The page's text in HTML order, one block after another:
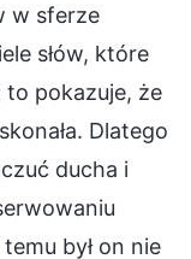
w sferze
słów, które
to pokazuje, że
Dlatego
ducha i
był on nie